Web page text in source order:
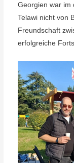
Georgien war im
Telawi nicht von
Freundschaft
erfolgreiche